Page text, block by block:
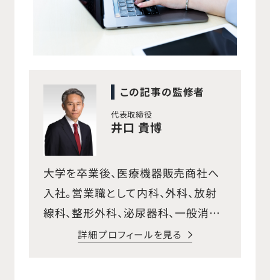
この記事の監修者
代表取締役
井口 貴博
大学を卒業後、医療機器販売商社へ
入社。営業職として内科、外科、放射
線科、整形外科、泌尿器科、一般消耗
品などの幅広い医療機器の販売を行
詳細プロフィールを見る